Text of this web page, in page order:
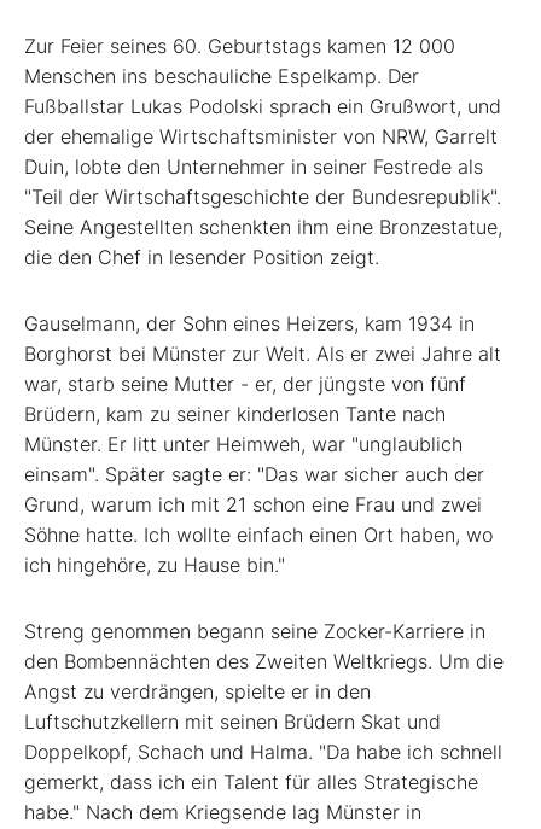
Zur Feier seines 60. Geburtstags kamen 12 000
Menschen ins beschauliche Espelkamp. Der
Fußballstar Lukas Podolski sprach ein Grußwort, und
der ehemalige Wirtschaftsminister von NRW, Garrelt
Duin, lobte den Unternehmer in seiner ­Festrede als
"Teil der Wirtschaftsgeschichte der Bundesrepublik".
Seine Angestellten schenkten ihm eine Bronzestatue,
die den Chef in lesender Position zeigt.
Gauselmann, der Sohn eines Heizers, kam 1934 in
Borghorst bei Münster zur Welt. Als er zwei Jahre alt
war, starb seine Mutter - er, der jüngste von fünf
Brüdern, kam zu seiner kinderlosen Tante nach
Münster. Er litt unter Heimweh, war "unglaublich
einsam". Später sagte er: "Das war sicher auch der
Grund, warum ich mit 21 schon eine Frau und zwei
Söhne hatte. Ich wollte einfach einen Ort haben, wo
ich hingehöre, zu Hause bin."
Streng genommen begann seine ­Zocker-Karriere in
den Bombennächten des Zweiten Weltkriegs. Um die
Angst zu verdrängen, spielte er in den
Luftschutzkellern mit seinen Brüdern Skat und
Doppelkopf, Schach und Halma. "Da habe ich schnell
gemerkt, dass ich ein Talent für alles Strategische
habe." Nach dem Kriegsende lag Münster in